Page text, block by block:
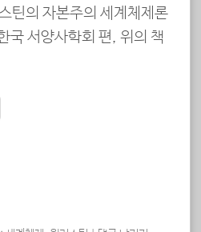
틴의 자본주의 세계체제론
국 서양사학회 편, 위의 책